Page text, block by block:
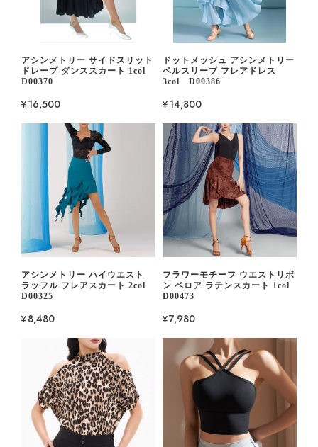
アシンメトリー サイドスリット
ドレープ ダンススカート 1col
D00370
¥16,500
ドットメッシュ アシンメトリー
ベルスリーブ フレアドレス
3col D00386
¥14,800
アシンメトリー ハイウエスト
ラッフル フレアスカート 2col
D00325
¥8,480
フラワーモチーフ ウエストリボ
ン ベロア ラテンスカート 1col
D00473
¥7,980